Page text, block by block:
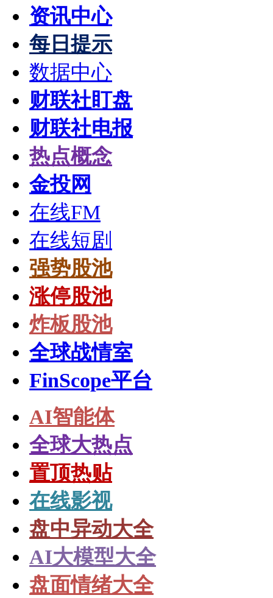
资讯中心
每日提示
数据中心
财联社盯盘
财联社电报
热点概念
金投网
在线FM
在线短剧
强势股池
涨停股池
炸板股池
全球战情室
FinScope平台
AI智能体
全球大热点
置顶热贴
在线影视
盘中异动大全
AI大模型大全
盘面情绪大全